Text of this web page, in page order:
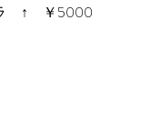
　↑　￥5000